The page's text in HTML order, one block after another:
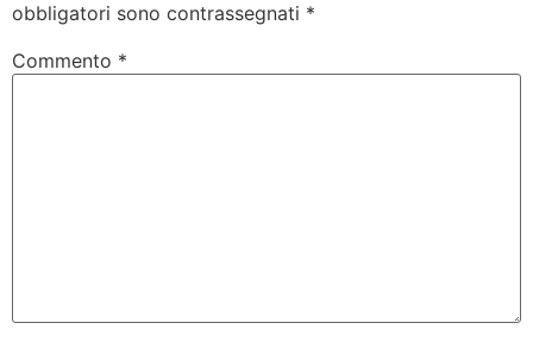
obbligatori sono contrassegnati *
Commento *